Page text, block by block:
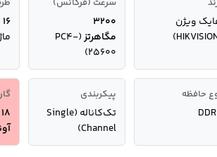
ویژن
سرعت (فرکانس)
۳۲۰۰
مگاهرتز (PC4-
25600)
۱۶ گیگابایت
حافظه پیکربندی
تک‌کاناله (Single
Channel)